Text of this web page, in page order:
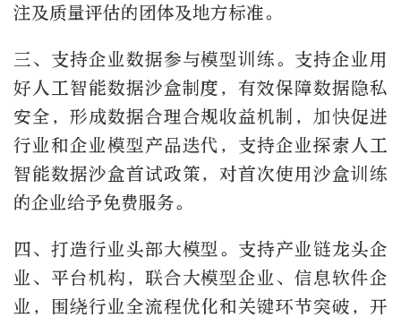
注及质量评估的团体及地方标准。
三、支持企业数据参与模型训练。支持企业用
好人工智能数据沙盒制度，有效保障数据隐私
安全，形成数据合理合规收益机制，加快促进
行业和企业模型产品迭代，支持企业探索人工
智能数据沙盒首试政策，对首次使用沙盒训练
的企业给予免费服务。
四、打造行业头部大模型。支持产业链龙头企
业、平台机构，联合大模型企业、信息软件企
业，围绕行业全流程优化和关键环节突破，开